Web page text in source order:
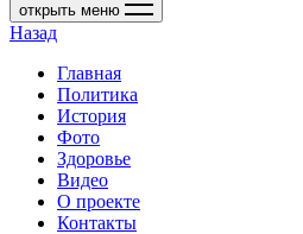
открыть меню
Назад
Главная
Политика
История
Фото
Здоровье
Видео
О проекте
Контакты